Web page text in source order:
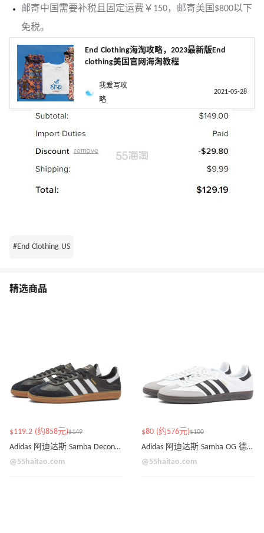
邮寄中国需要补税且固定运费￥150，邮寄美国$800以下
免税。
End Clothing海淘攻略，2023最新版End
clothing美国官网海淘教程
我爱写攻
略
2021-05-28
#End Clothing US
精选商品
$119.2 (约858元)$149
Adidas 阿迪达斯 Samba Decon 薄款德训鞋
@55haitao.com
$80 (约576元)$100
Adidas 阿迪达斯 Samba OG 德迅鞋 白底黑杠
@55haitao.com